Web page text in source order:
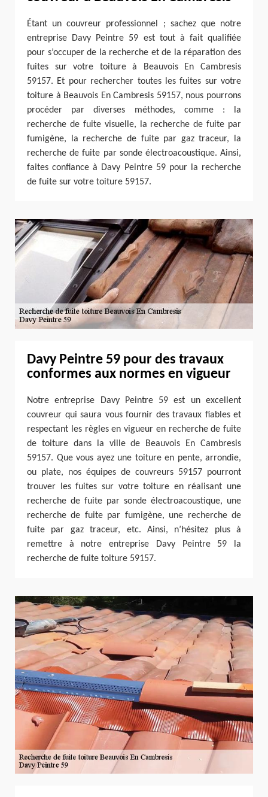
Étant un couvreur professionnel ; sachez que notre
entreprise Davy Peintre 59 est tout à fait qualifiée
pour s’occuper de la recherche et de la réparation des
fuites sur votre toiture à Beauvois En Cambresis
59157. Et pour rechercher toutes les fuites sur votre
toiture à Beauvois En Cambresis 59157, nous pourrons
procéder par diverses méthodes, comme : la
recherche de fuite visuelle, la recherche de fuite par
fumigène, la recherche de fuite par gaz traceur, la
recherche de fuite par sonde électroacoustique. Ainsi,
faites confiance à Davy Peintre 59 pour la recherche
de fuite sur votre toiture 59157.
Davy Peintre 59 pour des travaux
conformes aux normes en vigueur
Notre entreprise Davy Peintre 59 est un excellent
couvreur qui saura vous fournir des travaux fiables et
respectant les règles en vigueur en recherche de fuite
de toiture dans la ville de Beauvois En Cambresis
59157. Que vous ayez une toiture en pente, arrondie,
ou plate, nos équipes de couvreurs 59157 pourront
trouver les fuites sur votre toiture en réalisant une
recherche de fuite par sonde électroacoustique, une
recherche de fuite par fumigène, une recherche de
fuite par gaz traceur, etc. Ainsi, n’hésitez plus à
remettre à notre entreprise Davy Peintre 59 la
recherche de fuite toiture 59157.